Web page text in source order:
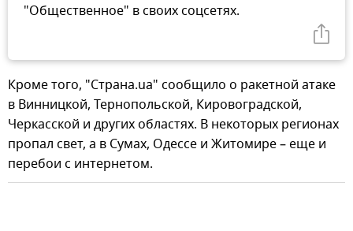
"Общественное" в своих соцсетях.
Кроме того, "Страна.ua" сообщило о ракетной атаке
в Винницкой, Тернопольской, Кировоградской,
Черкасской и других областях. В некоторых регионах
пропал свет, а в Сумах, Одессе и Житомире – еще и
перебои с интернетом.